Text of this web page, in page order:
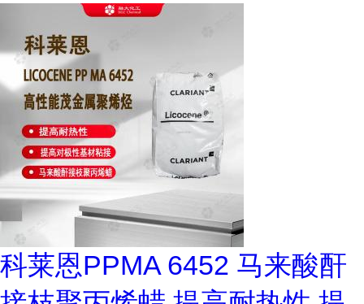
科莱恩PPMA 6452 马来酸酐